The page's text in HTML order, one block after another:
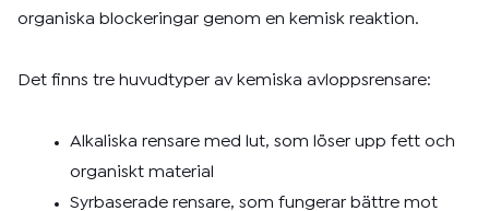
organiska blockeringar genom en kemisk reaktion.
Det finns tre huvudtyper av kemiska avloppsrensare:
Alkaliska rensare med lut, som löser upp fett och
organiskt material
Syrbaserade rensare, som fungerar bättre mot